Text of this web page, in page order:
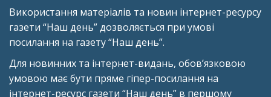
Використання матеріалів та новин інтернет-ресурсу
газети “Наш день” дозволяється при умові
посилання на газету “Наш день”.
Для новинних та інтернет-видань, обов’язковою
умовою має бути пряме гіпер-посилання на
інтернет-ресурс газети “Наш день” в першому